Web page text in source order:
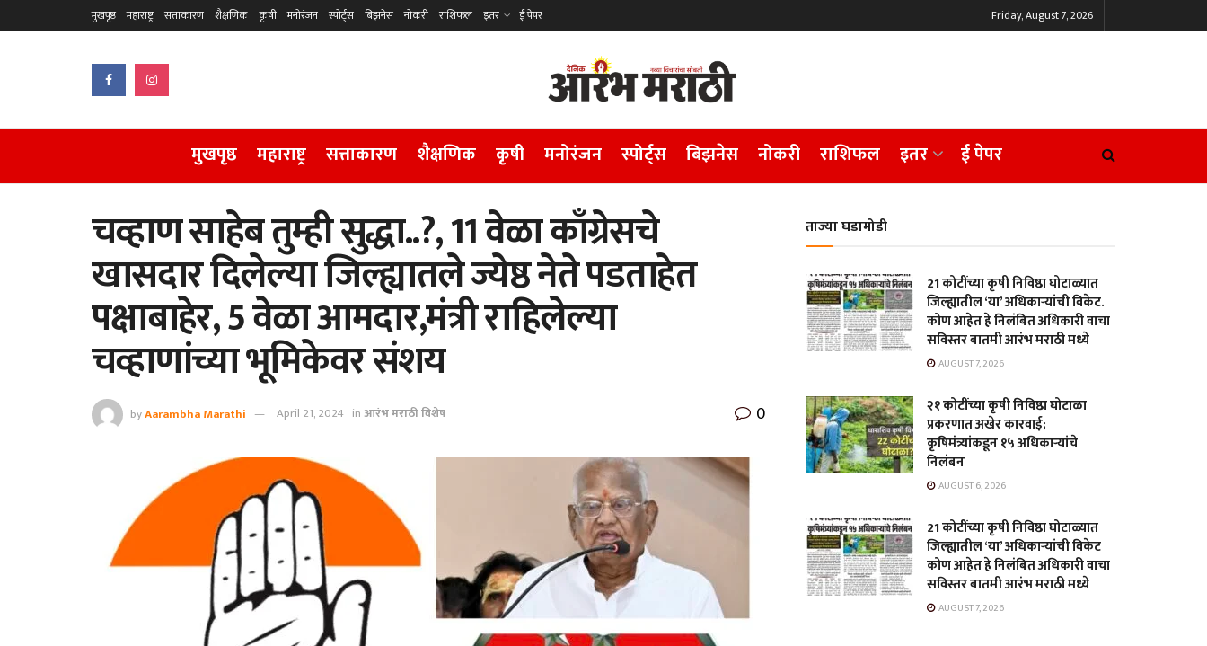
मुखपृष्ठ महाराष्ट्र सत्ताकारण शैक्षणिक कृषी मनोरंजन स्पोर्ट्स बिझनेस नोकरी राशिफल इतर ई पेपर Friday, August 7, 2026
मुखपृष्ठ महाराष्ट्र सत्ताकारण शैक्षणिक कृषी मनोरंजन स्पोर्ट्स बिझनेस नोकरी राशिफल इतर ई पेपर
चव्हाण साहेब तुम्ही सुद्धा..?, 11 वेळा काँग्रेसचे
खासदार दिलेल्या जिल्ह्यातले ज्येष्ठ नेते पडताहेत
पक्षाबाहेर, 5 वेळा आमदार,मंत्री राहिलेल्या
चव्हाणांच्या भूमिकेवर संशय
byAarambha Marathi April 21, 2024 in आरंभ मराठी विशेष 0
ताज्या घडामोडी
21 कोटींच्या कृषी निविष्ठा घोटाळ्यात
जिल्ह्यातील ‘या’ अधिकाऱ्यांची विकेट.
कोण आहेत हे निलंबित अधिकारी वाचा
सविस्तर बातमी आरंभ मराठी मध्ये
AUGUST 7, 2026
२१ कोटींच्या कृषी निविष्ठा घोटाळा
प्रकरणात अखेर कारवाई;
कृषिमंत्र्यांकडून १५ अधिकाऱ्यांचे
निलंबन
AUGUST 6, 2026
21 कोटींच्या कृषी निविष्ठा घोटाळ्यात
जिल्ह्यातील ‘या’ अधिकाऱ्यांची विकेट
कोण आहेत हे निलंबित अधिकारी वाचा
सविस्तर बातमी आरंभ मराठी मध्ये
AUGUST 7, 2026